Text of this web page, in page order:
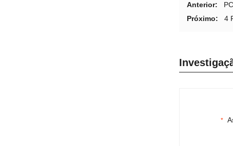
Anterior:
Próximo:
4
*